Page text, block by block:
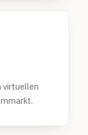
virtuellen